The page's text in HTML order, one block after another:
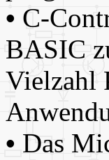
• C-
BASIC
Vielzahl
• Das